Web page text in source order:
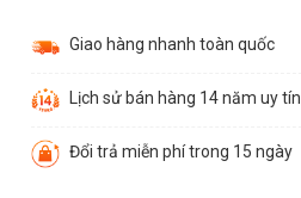
Giao hàng nhanh toàn quốc
Lịch sử bán hàng 14 năm uy tín
Đổi trả miễn phí trong 15 ngày